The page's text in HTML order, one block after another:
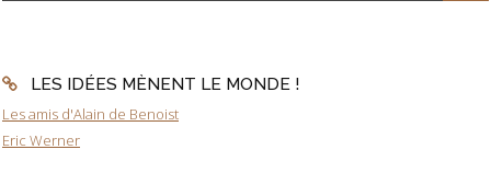
LES IDÉES MÈNENT LE MONDE !
Les amis d'Alain de Benoist
Eric Werner